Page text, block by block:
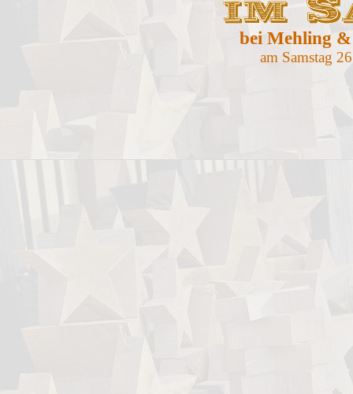
bei Mehling
am Samstag